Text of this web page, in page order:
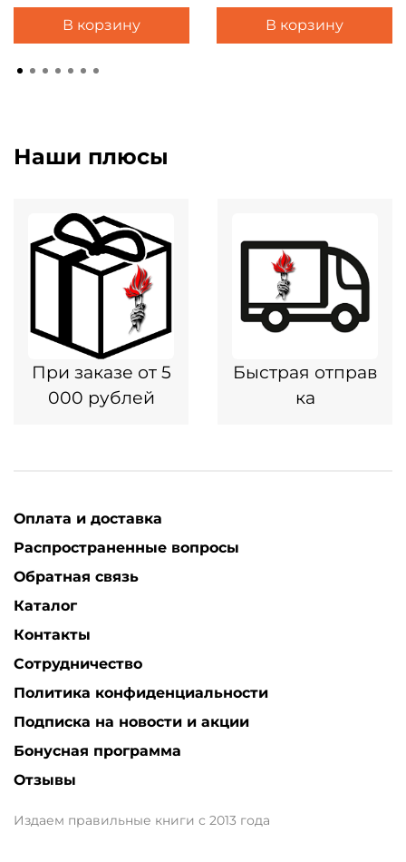
В корзину В корзину
Наши плюсы
При заказе от 5
000 рублей
Быстрая отправ
ка
Оплата и доставка
Распространенные вопросы
Обратная связь
Каталог
Контакты
Сотрудничество
Политика конфиденциальности
Подписка на новости и акции
Бонусная программа
Отзывы
Издаем правильные книги с 2013 года